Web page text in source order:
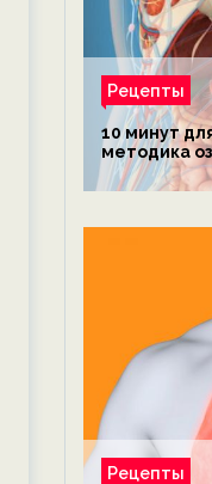
Рецепты
10 минут
методика
Рецепты